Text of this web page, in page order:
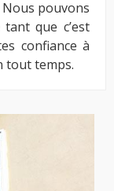
pouvons
que c’est
confiance à
tout temps.